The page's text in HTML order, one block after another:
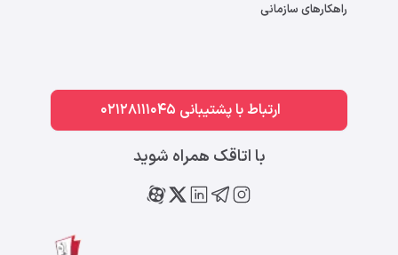
راهکارهای سازمانی
ارتباط با پشتیبانی 02128111045
با اتاقک همراه شوید